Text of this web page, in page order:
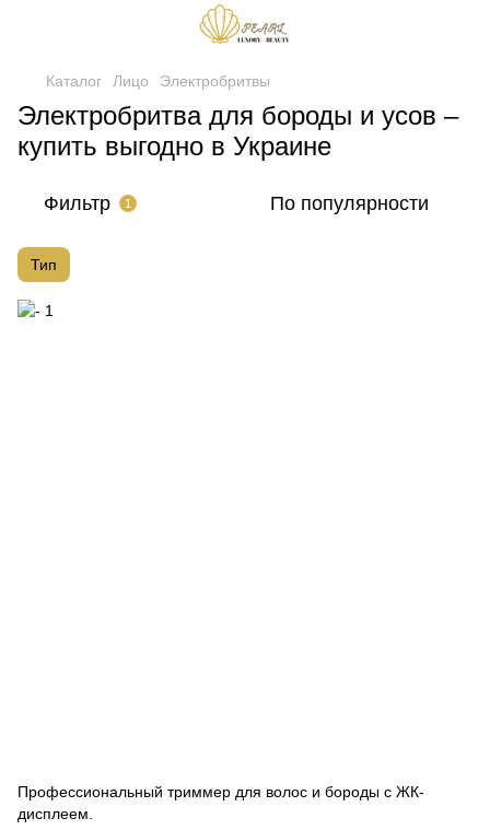
Каталог Лицо Электробритвы
Электробритва для бороды и усов –
купить выгодно в Украине
Фильтр 1 По популярности
Тип
Профессиональный триммер для волос и бороды с ЖК-
дисплеем.